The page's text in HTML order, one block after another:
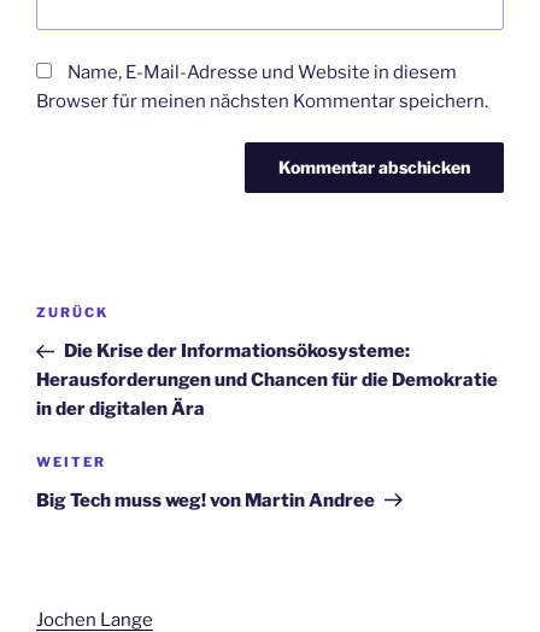
Name, E-Mail-Adresse und Website in diesem
Browser für meinen nächsten Kommentar speichern.
Beitragsnavigation
Vorheriger
Beitrag
ZURÜCK
Die Krise der Informationsökosysteme:
Herausforderungen und Chancen für die Demokratie
in der digitalen Ära
Nächster
Beitrag
WEITER
Big Tech muss weg! von Martin Andree
Jochen Lange